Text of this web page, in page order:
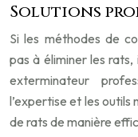
Solutions
Si les méthodes de
pas à éliminer les
exterminateur
l’expertise et les
de rats de manière